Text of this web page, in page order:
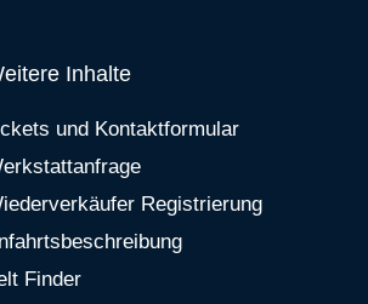
Inhalte
und Kontaktformular
Registrierung
Finder